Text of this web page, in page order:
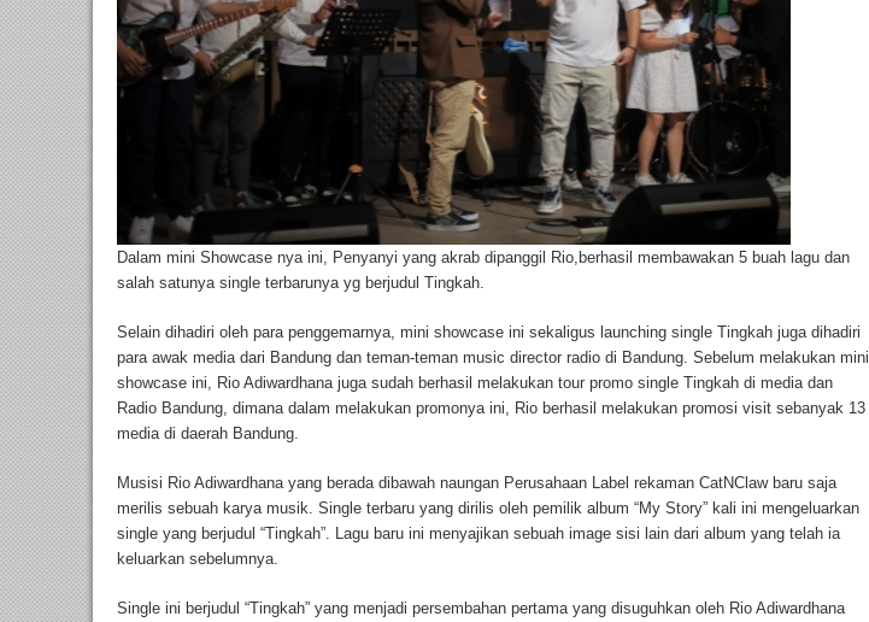
Dalam mini Showcase nya ini, Penyanyi yang akrab dipanggil Rio,berhasil membawakan 5 buah lagu dan
salah satunya single terbarunya yg berjudul Tingkah.
Selain dihadiri oleh para penggemarnya, mini showcase ini sekaligus launching single Tingkah juga dihadiri
para awak media dari Bandung dan teman-teman music director radio di Bandung. Sebelum melakukan mini
showcase ini, Rio Adiwardhana juga sudah berhasil melakukan tour promo single Tingkah di media dan
Radio Bandung, dimana dalam melakukan promonya ini, Rio berhasil melakukan promosi visit sebanyak 13
media di daerah Bandung.
Musisi Rio Adiwardhana yang berada dibawah naungan Perusahaan Label rekaman CatNClaw baru saja
merilis sebuah karya musik. Single terbaru yang dirilis oleh pemilik album “My Story” kali ini mengeluarkan
single yang berjudul “Tingkah”. Lagu baru ini menyajikan sebuah image sisi lain dari album yang telah ia
keluarkan sebelumnya.
Single ini berjudul “Tingkah” yang menjadi persembahan pertama yang disuguhkan oleh Rio Adiwardhana